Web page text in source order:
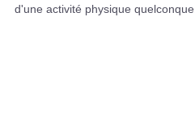
d'une activité physique quelconque.